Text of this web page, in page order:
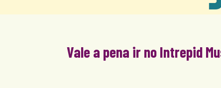
Vale a pena ir no Intrepid